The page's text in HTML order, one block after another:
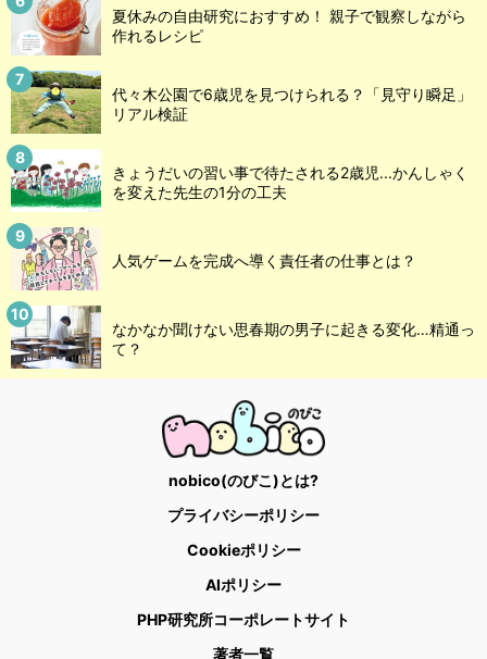
夏休みの自由研究におすすめ！ 親子で観察しながら
作れるレシピ
代々木公園で6歳児を見つけられる？「見守り瞬足」
リアル検証
きょうだいの習い事で待たされる2歳児...かんしゃく
を変えた先生の1分の工夫
人気ゲームを完成へ導く責任者の仕事とは？
なかなか聞けない思春期の男子に起きる変化…精通っ
て？
nobico(のびこ)とは?
プライバシーポリシー
Cookieポリシー
AIポリシー
PHP研究所コーポレートサイト
著者一覧